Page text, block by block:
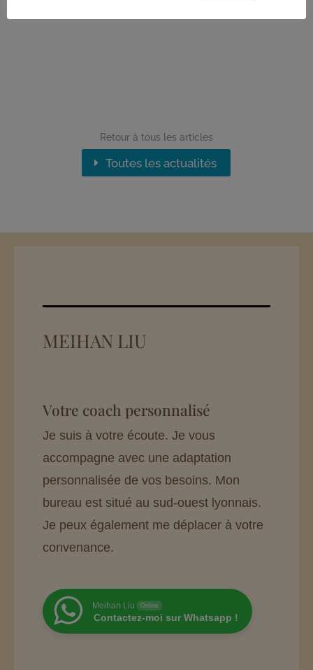
Retour à tous les articles
Toutes les actualités
MEIHAN LIU
Votre coach personnalisé
Je suis à votre écoute. Je vous
accompagne avec une adaptation
personnalisée de vos besoins. Mon
bureau est situé au sud-ouest lyonnais.
Je peux également me déplacer à votre
convenance.
Meihan Liu Online
Contactez-moi sur Whatsapp !